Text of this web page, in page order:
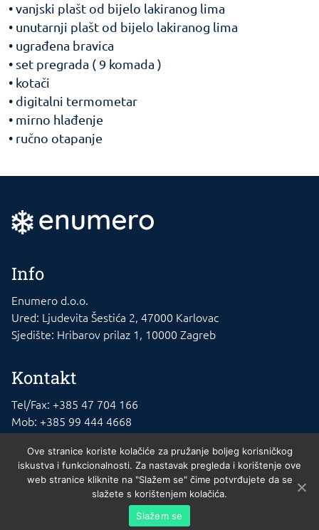
• vanjski plašt od bijelo lakiranog lima
• unutarnji plašt od bijelo lakiranog lima
• ugrađena bravica
• set pregrada ( 9 komada )
• kotači
• digitalni termometar
• mirno hlađenje
• ručno otapanje
Info
Enumero d.o.o.
Ured: Ljudevita Šestića 2, 47000 Karlovac
Sjedište: Hribarov prilaz 1, 10000 Zagreb
Kontakt
Tel/Fax: +385 47 704 166
Mob: +385 99 444 4668
E-mail: info@rashladna-oprema.com
Enumero d.o.o. © 2023. , 10010 Zagreb. MBS 02140721. Trgovački sud u
Zagrebu. Temeljni kapital: 20.000kn uplaćen u cijelosti. Osnivač Nikola Mikša
Ove stranice koriste kolačiće za pružanje boljeg korisničkog
iskustva i funkcionalnosti. Za nastavak pregleda i korištenje ove
web stranice kliknite na "Slažem se" čime potvrđujete da se
slažete s korištenjem kolačića.
Slažem se